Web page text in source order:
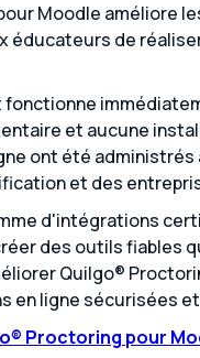
Moodle améliore
éducateurs de
et aucune
ont été
et des
d'intégrations
des outils fiables
Quilgo®
en ligne sécurisées
Proctoring pour